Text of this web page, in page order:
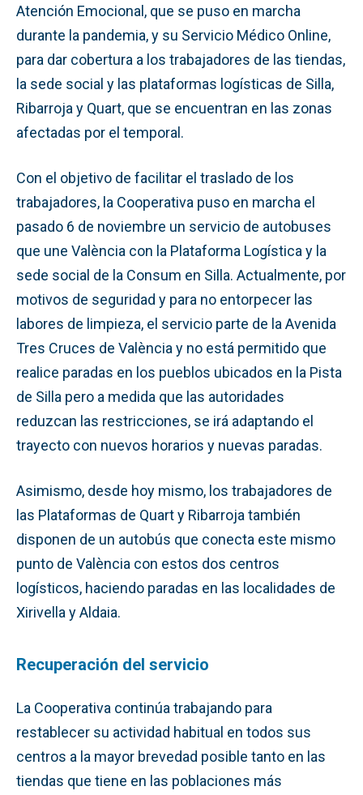
Atención Emocional, que se puso en marcha
durante la pandemia, y su Servicio Médico Online,
para dar cobertura a los trabajadores de las tiendas,
la sede social y las plataformas logísticas de Silla,
Ribarroja y Quart, que se encuentran en las zonas
afectadas por el temporal.
Con el objetivo de facilitar el traslado de los
trabajadores, la Cooperativa puso en marcha el
pasado 6 de noviembre un servicio de autobuses
que une València con la Plataforma Logística y la
sede social de la Consum en Silla. Actualmente, por
motivos de seguridad y para no entorpecer las
labores de limpieza, el servicio parte de la Avenida
Tres Cruces de València y no está permitido que
realice paradas en los pueblos ubicados en la Pista
de Silla pero a medida que las autoridades
reduzcan las restricciones, se irá adaptando el
trayecto con nuevos horarios y nuevas paradas.
Asimismo, desde hoy mismo, los trabajadores de
las Plataformas de Quart y Ribarroja también
disponen de un autobús que conecta este mismo
punto de València con estos dos centros
logísticos, haciendo paradas en las localidades de
Xirivella y Aldaia.
Recuperación del servicio
La Cooperativa continúa trabajando para
restablecer su actividad habitual en todos sus
centros a la mayor brevedad posible tanto en las
tiendas que tiene en las poblaciones más